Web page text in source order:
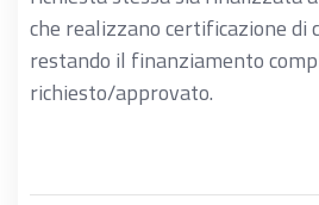
che realizzano certificazione di
restando il finanziamento
richiesto/approvato.